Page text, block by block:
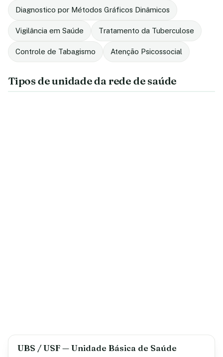
Diagnostico por Métodos Gráficos Dinâmicos
Vigilância em Saúde Tratamento da Tuberculose
Controle de Tabagismo Atenção Psicossocial
Tipos de unidade da rede de saúde
UBS / USF — Unidade Básica de Saúde